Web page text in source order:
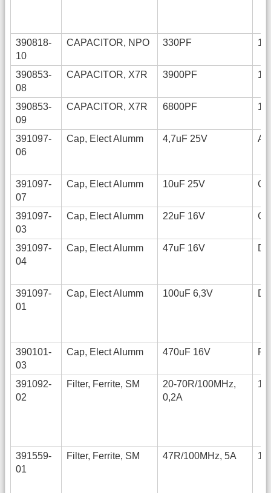
390818-
10
CAPACITOR, NPO 330PF
390853-
08
CAPACITOR, X7R 3900PF
390853-
09
CAPACITOR, X7R 6800PF
391097-
06
Cap, Elect Alumm 4,7uF 25V A
391097-
07
Cap, Elect Alumm 10uF 25V C
391097-
03
Cap, Elect Alumm 22uF 16V C
391097-
04
Cap, Elect Alumm 47uF 16V D
391097-
01
Cap, Elect Alumm 100uF 6,3V D
390101-
03
Cap, Elect Alumm 470uF 16V
391092-
02
Filter, Ferrite, SM
20-70R/100MHz,
0,2A
391559-
01
Filter, Ferrite, SM 47R/100MHz, 5A